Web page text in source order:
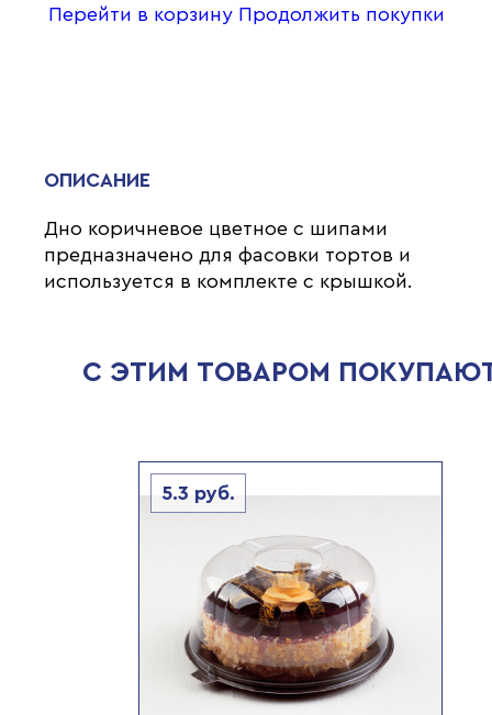
Перейти в корзину Продолжить покупки
ОПИСАНИЕ
Дно коричневое цветное с шипами
предназначено для фасовки тортов и
используется в комплекте с крышкой.
С ЭТИМ ТОВАРОМ
5.3 руб.